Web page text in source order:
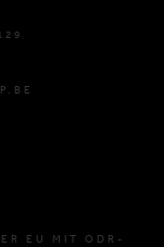
EU MIT ODR-